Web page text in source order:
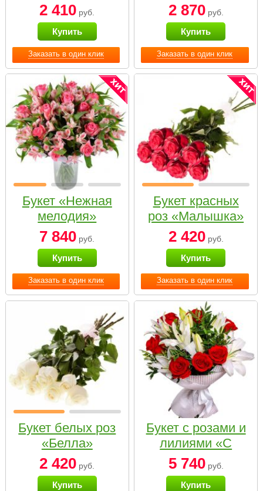
Заказать в один клик
2 410 руб.
Купить
Заказать в один клик
2 870руб.
Купить
Заказать в один клик
Букет «Нежная
мелодия»
7 840 руб.
Купить
Заказать в один клик
Букет красных
роз «Малышка»
2 420руб.
Купить
Букет белых роз
«Белла»
2 420 руб.
Купить
Букет с розами и
лилиями «С
наилучшими
пожеланиями»
5 740руб.
Купить